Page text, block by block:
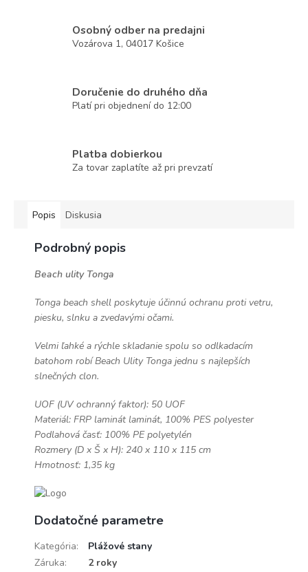
Osobný odber na predajni
Vozárova 1, 04017 Košice
Doručenie do druhého dňa
Platí pri objednení do 12:00
Platba dobierkou
Za tovar zaplatíte až pri prevzatí
Popis Diskusia
Podrobný popis
Beach ulity Tonga
Tonga beach shell poskytuje účinnú ochranu proti vetru,
piesku, slnku a zvedavými očami.
Velmi ľahké a rýchle skladanie spolu so odlkadacím
batohom robí Beach Ulity Tonga jednu s najlepších
slnečných clon.
UOF (UV ochranný faktor): 50 UOF
Materiál: FRP laminát laminát, 100% PES polyester
Podlahová časť: 100% PE polyetylén
Rozmery (D x Š x H): 240 x 110 x 115 cm
Hmotnosť: 1,35 kg
Dodatočné parametre
Kategória:
Plážové stany
Záruka:
2 roky